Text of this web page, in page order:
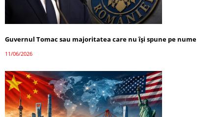
Guvernul Tomac sau majoritatea care nu își spune pe nume
11/06/2026